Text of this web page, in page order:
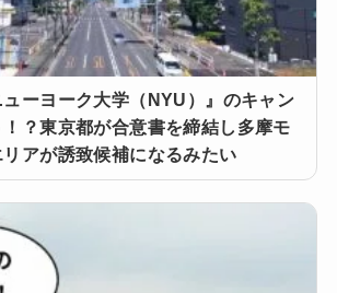
ーヨーク大学（NYU）』のキャン
？東京都が合意書を締結し多摩モ
リアが誘致候補になるみたい